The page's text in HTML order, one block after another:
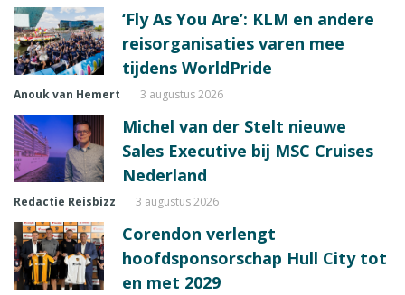
‘Fly As You Are’: KLM en andere
reisorganisaties varen mee
tijdens WorldPride
Anouk van Hemert 3 augustus 2026
Michel van der Stelt nieuwe
Sales Executive bij MSC Cruises
Nederland
Redactie Reisbizz 3 augustus 2026
Corendon verlengt
hoofdsponsorschap Hull City tot
en met 2029